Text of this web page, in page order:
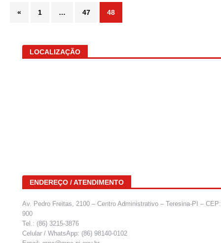
« 1 … 47 48
LOCALIZAÇÃO
ENDEREÇO / ATENDIMENTO
Av. Pedro Freitas, 2100 – Centro Administrativo – Teresina-PI –
900
Tel.: (86) 3215-3876
Celular / WhatsApp: (86) 98140-0102